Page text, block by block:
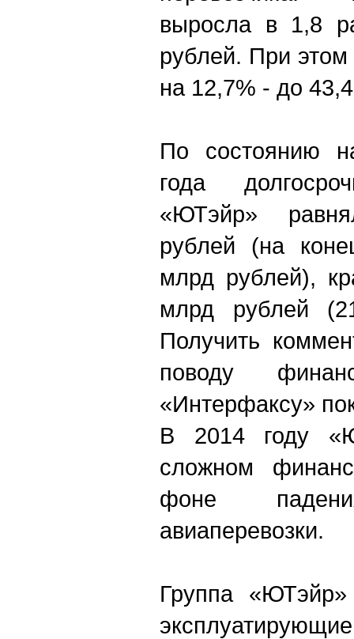
выросла в 1,8
рублей. При этом
на 12,7% - до
По состоянию
года
«ЮТэйр»
рублей (на
млрд рублей),
млрд рублей
Получить
поводу
«Интерфаксу»
В 2014 году
сложном
фоне
авиаперевозки.
Группа